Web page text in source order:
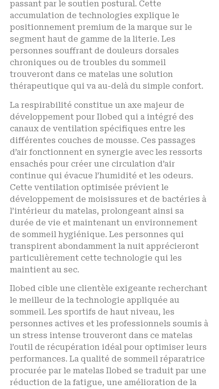
passant par le soutien postural. Cette
accumulation de technologies explique le
positionnement premium de la marque sur le
segment haut de gamme de la literie. Les
personnes souffrant de douleurs dorsales
chroniques ou de troubles du sommeil
trouveront dans ce matelas une solution
thérapeutique qui va au-delà du simple confort.
La respirabilité constitue un axe majeur de
développement pour Ilobed qui a intégré des
canaux de ventilation spécifiques entre les
différentes couches de mousse. Ces passages
d’air fonctionnent en synergie avec les ressorts
ensachés pour créer une circulation d’air
continue qui évacue l’humidité et les odeurs.
Cette ventilation optimisée prévient le
développement de moisissures et de bactéries à
l’intérieur du matelas, prolongeant ainsi sa
durée de vie et maintenant un environnement
de sommeil hygiénique. Les personnes qui
transpirent abondamment la nuit apprécieront
particulièrement cette technologie qui les
maintient au sec.
Ilobed cible une clientèle exigeante recherchant
le meilleur de la technologie appliquée au
sommeil. Les sportifs de haut niveau, les
personnes actives et les professionnels soumis à
un stress intense trouveront dans ce matelas
l’outil de récupération idéal pour optimiser leurs
performances. La qualité de sommeil réparatrice
procurée par le matelas Ilobed se traduit par une
réduction de la fatigue, une amélioration de la